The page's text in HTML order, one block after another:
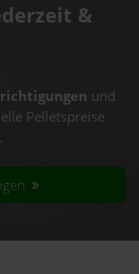
&
und
Pelletspreise